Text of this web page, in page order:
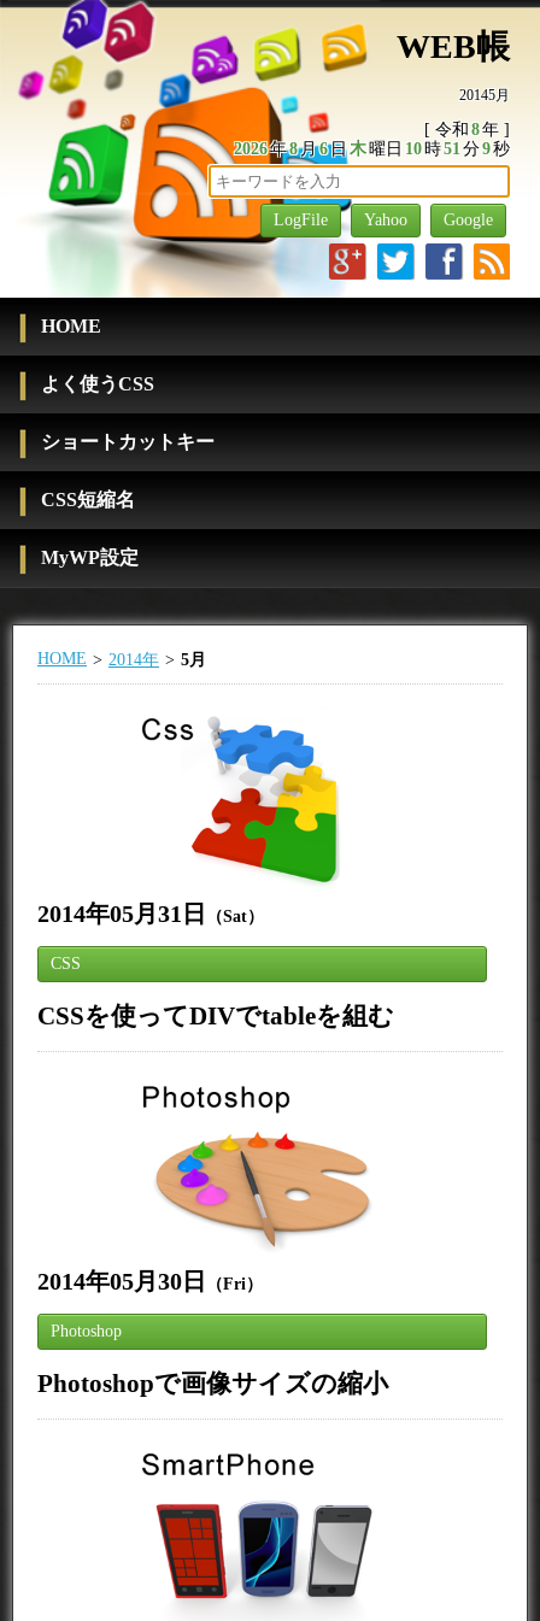
WEB帳
20145月
[ 令和 8年 ]
2026年8月6日木曜日 10 時51分9秒
r
f
t
g
HOME
よく使うCSS
ショートカットキー
CSS短縮名
MyWP設定
HOME 2014年 5月
2014年05月31日 （Sat）
CSS
CSSを使ってDIVでtableを組む
2014年05月30日 （Fri）
Photoshop
Photoshopで画像サイズの縮小